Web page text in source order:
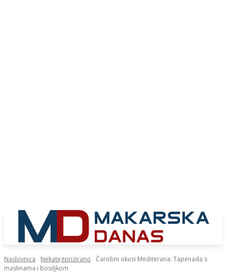
Naslovnica Nekategorizirano
Čarobni okusi Mediterana: Tapenada s
maslinama i bosiljkom